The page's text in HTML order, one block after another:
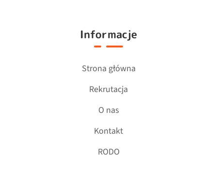
Informacje
Strona główna
Rekrutacja
O nas
Kontakt
RODO